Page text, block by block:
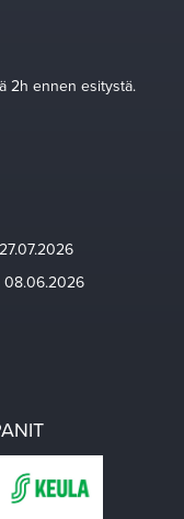
2h ennen esitystä.
27.07.2026
08.06.2026